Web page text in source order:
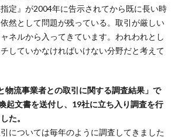
指定』が2004年に告示されてから既に長い時
然として問題が残っている。取引が厳しい
ネルから入ってきています。われわれとし
していかなければいけない分野だと考えて
流事業者との取引に関する調査結果」で
起文書を送付し、19社に立ち入り調査を行
た。
引については毎年のように調査してきました